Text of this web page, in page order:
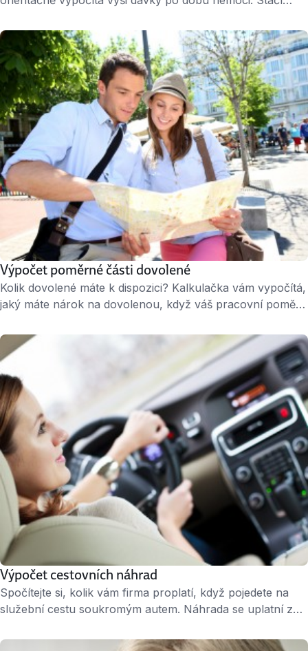
Kalkulačku poskytuje web Měšec.cz
Výpočet poměrné části dovolené
Kolik dovolené máte k dispozici? Kalkulačka vám vypočítá,
jaký máte nárok na dovolenou, když váš pracovní poměr
zaměstnanec, který u svého zaměstnavatele odpracoval
alespoň 60 dnů. Kalkulačka je dostupná na webu
Peníze.cz – zde.
Výpočet cestovních náhrad
Spočítejte si, kolik vám firma proplatí, když pojedete na
služební cestu soukromým autem. Náhrada se uplatní za
Spotřeba vozu se vypočte jako aritmetický průměr z údajů